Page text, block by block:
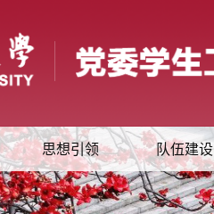
思想引领 队伍建设